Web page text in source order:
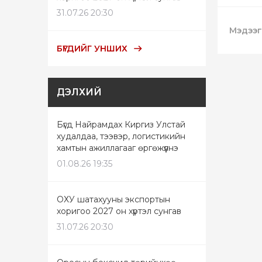
31.07.26 20:30
БҮГДИЙГ УНШИХ
ДЭЛХИЙ
Бүгд Найрамдах Киргиз Улстай
худалдаа, тээвэр, логистикийн
хамтын ажиллагааг өргөжүүлнэ
01.08.26 19:35
ОХУ шатахууны экспортын
хоригоо 2027 он хүртэл сунгав
31.07.26 20:30